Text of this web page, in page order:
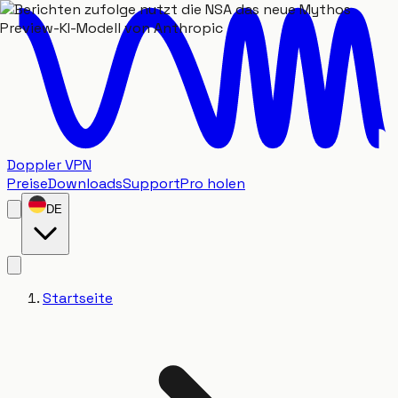
Doppler VPN
PreiseDownloadsSupportPro holen
DE
Startseite